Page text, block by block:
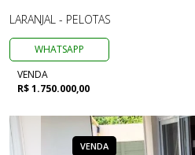
LARANJAL - PELOTAS
WHATSAPP
VENDA
R$ 1.750.000,00
VENDA